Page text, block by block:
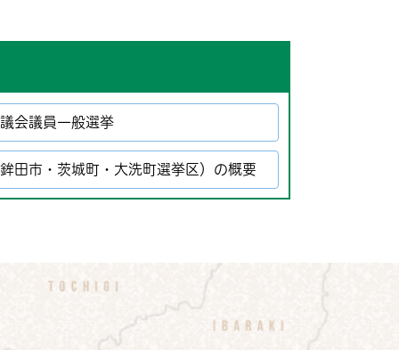
会議員一般選挙
田市・茨城町・大洗町選挙区）の概要